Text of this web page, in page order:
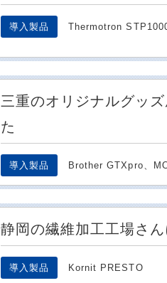
導入製品 Thermotron
三重のオリジナルグッ
た
導入製品 Brother GTXpro、
静岡の繊維加工工場さ
導入製品 Kornit PRESTO